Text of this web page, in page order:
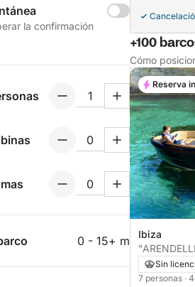
la confirmación
0 - 15+ m
+100
Cómo
Ibiza
"ARENDELLE" | OFERTA 4H!! |
| 40 CV |
Sin
7 personas ·
Reserva